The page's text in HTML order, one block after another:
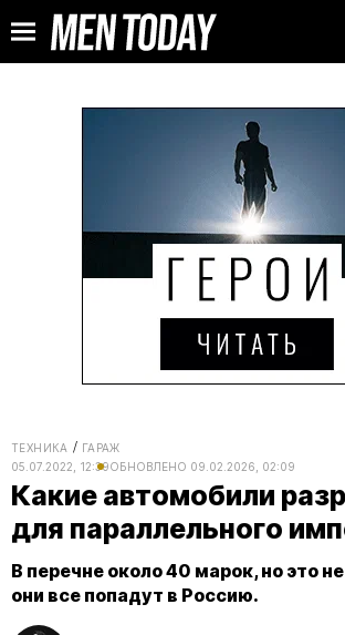
ТЕХНИКА
ГАРАЖ
05.07.2022, 12:39ОБНОВЛЕНО 09.02.2026, 02:09
Какие автомобили
для параллельного
В перечне около 40 марок, но это
они все попадут в Россию.